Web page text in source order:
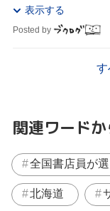
表示する
Posted by
す
関連ワード
全国書店員が
北海道